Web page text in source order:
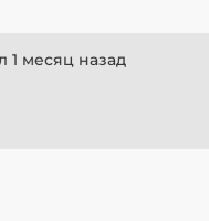
1 месяц назад